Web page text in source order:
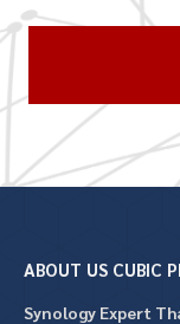
ABOUT US CUBIC
Synology Expert